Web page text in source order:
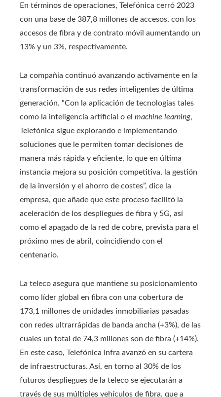
En términos de operaciones, Telefónica cerró 2023
con una base de 387,8 millones de accesos, con los
accesos de fibra y de contrato móvil aumentando un
13% y un 3%, respectivamente.
La compañía continuó avanzando activamente en la
transformación de sus redes inteligentes de última
generación. “Con la aplicación de tecnologías tales
como la inteligencia artificial o el machine learning,
Telefónica sigue explorando e implementando
soluciones que le permiten tomar decisiones de
manera más rápida y eficiente, lo que en última
instancia mejora su posición competitiva, la gestión
de la inversión y el ahorro de costes”, dice la
empresa, que añade que este proceso facilitó la
aceleración de los despliegues de fibra y 5G, así
como el apagado de la red de cobre, prevista para el
próximo mes de abril, coincidiendo con el
centenario.
La teleco asegura que mantiene su posicionamiento
como líder global en fibra con una cobertura de
173,1 millones de unidades inmobiliarias pasadas
con redes ultrarrápidas de banda ancha (+3%), de las
cuales un total de 74,3 millones son de fibra (+14%).
En este caso, Telefónica Infra avanzó en su cartera
de infraestructuras. Así, en torno al 30% de los
futuros despliegues de la teleco se ejecutarán a
través de sus múltiples vehículos de fibra, que a